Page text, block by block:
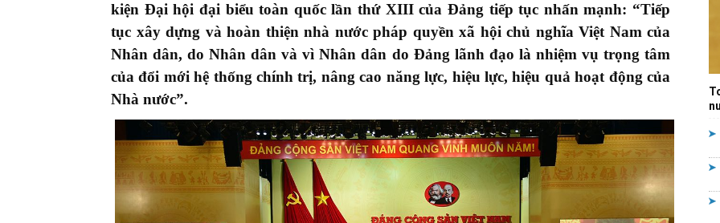
Quản
lý
kiện Đại hội đại biểu toàn quốc lần thứ XIII của Đảng tiếp tục nhấn mạnh: “Tiếp
tục xây dựng và hoàn thiện nhà nước pháp quyền xã hội chủ nghĩa Việt Nam của
Nhân dân, do Nhân dân và vì Nhân dân do Đảng lãnh đạo là nhiệm vụ trọng tâm
của đổi mới hệ thống chính trị, nâng cao năng lực, hiệu lực, hiệu quả hoạt động của
Nhà nước”.